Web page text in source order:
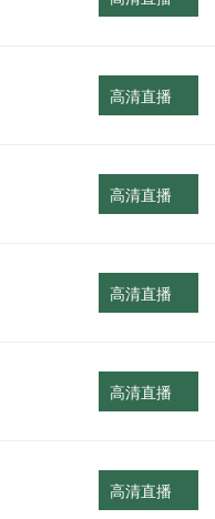
高清直播
高清直播
高清直播
高清直播
高清直播